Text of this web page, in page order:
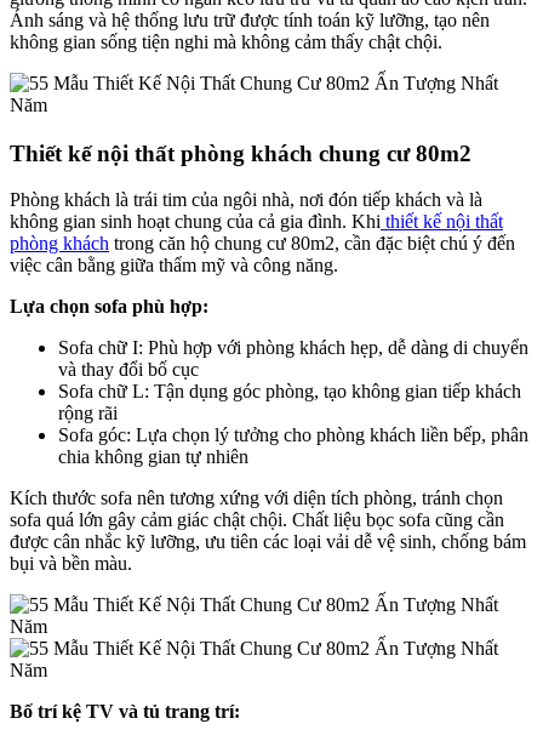
Ánh sáng và hệ thống lưu trữ được tính toán kỹ lưỡng, tạo nên
không gian sống tiện nghi mà không cảm thấy chật chội.
Thiết kế nội thất phòng khách chung cư 80m2
Phòng khách là trái tim của ngôi nhà, nơi đón tiếp khách và là
không gian sinh hoạt chung của cả gia đình. Khi thiết kế nội thất
phòng khách trong căn hộ chung cư 80m2, cần đặc biệt chú ý đến
việc cân bằng giữa thẩm mỹ và công năng.
Lựa chọn sofa phù hợp:
Sofa chữ I: Phù hợp với phòng khách hẹp, dễ dàng di chuyển
và thay đổi bố cục
Sofa chữ L: Tận dụng góc phòng, tạo không gian tiếp khách
rộng rãi
Sofa góc: Lựa chọn lý tưởng cho phòng khách liền bếp, phân
chia không gian tự nhiên
Kích thước sofa nên tương xứng với diện tích phòng, tránh chọn
sofa quá lớn gây cảm giác chật chội. Chất liệu bọc sofa cũng cần
được cân nhắc kỹ lưỡng, ưu tiên các loại vải dễ vệ sinh, chống bám
bụi và bền màu.
Bố trí kệ TV và tủ trang trí: